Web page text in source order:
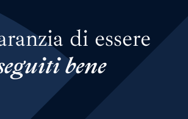
di essere
bene